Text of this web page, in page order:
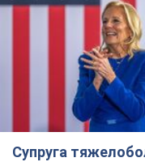
Супруга